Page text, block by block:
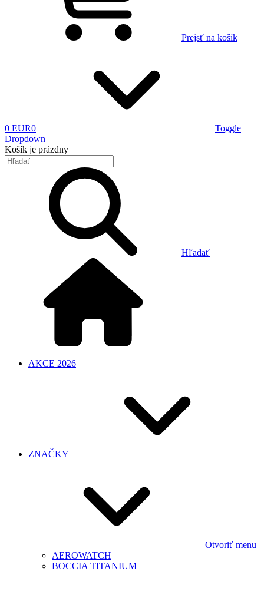
Prejsť na košík
0 EUR0
Toggle
Dropdown
Košík je prázdny
Hľadať
AKCE 2026
ZNAČKY
Otvoriť menu
AEROWATCH
BOCCIA TITANIUM